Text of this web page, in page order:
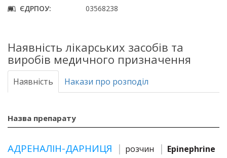
ЄДРПОУ: 03568238
Наявність лікарських засобів та
виробів медичного призначення
Наявність Накази про розподіл
Назва препарату
АДРЕНАЛІН-ДАРНИЦЯ розчин
Epinephrine